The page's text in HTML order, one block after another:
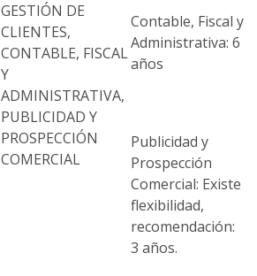
GESTIÓN DE
CLIENTES,
CONTABLE, FISCAL
Y
ADMINISTRATIVA,
PUBLICIDAD Y
PROSPECCIÓN
COMERCIAL
Contable, Fiscal y
Administrativa: 6
años
Publicidad y
Prospección
Comercial: Existe
flexibilidad,
recomendación:
3 años.